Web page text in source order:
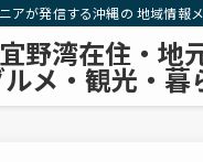
アが発信する沖縄の 地域情報
野湾在住・地
メ・観光・暮